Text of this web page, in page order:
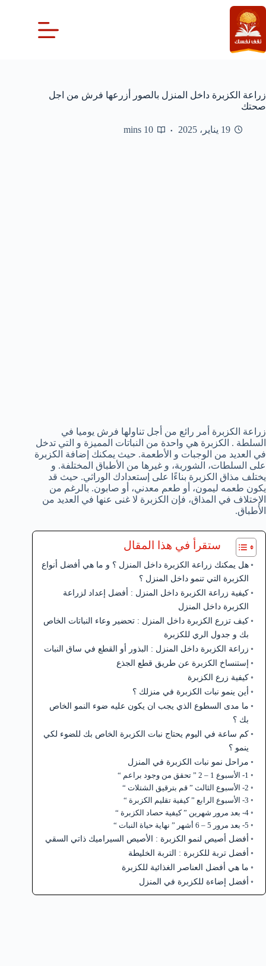
التجاوز
إلى
المحتوى
زراعة الكزبرة داخل المنزل بالصور أزرعها فرش من اجل
صحتك
19 يناير، 2025 10 mins
زراعة الكزبرة أمر رائع من أجل تناولها فرش يوميا في
السلطة . الكزبرة هي واحدة من النباتات المميزة و التي تدخل
في العديد من الوجبات و الأطعمة. حيث يمكنك إضافة الكزبرة
على السلطات، الشوربة، و غيرها من الأطباق المختلفة. و
يختلف مذاق الكزبرة بناءًا على إستعدادك الوراثي. حيث قد
يكون طعمه ليمون، أو طعم معدني، أو صابون. بالرغم من
الإختلاف في المذاق، فإن الكزبرة لا غنى عنها في العديد من
الأطباق.
ستقرأ في هذا المقال
هل يمكنك زراعة الكزبرة داخل المنزل ؟ و ما هي أفضل أنواع
الكزبرة التي تنمو داخل المنزل ؟
كيفية زراعة الكزبرة داخل المنزل : أفضل إعداد لزراعة
الكزبرة داخل المنزل
كيف تزرع الكزبرة داخل المنزل : تحضير وعاء النباتات الخاص
بك و جدول الري للكزبرة
زراعة الكزبرة داخل المنزل : البذور أو القطع في ساق النبات
إستنساخ الكزبرة عن طريق قطع الجذع
كيفية زرع الكزبرة
أين ينمو نبات الكزبرة في منزلك ؟
ما مدى السطوع الذي يجب ان يكون عليه ضوء النمو الخاص
بك ؟
كم ساعة في اليوم يحتاج نبات الكزبرة الخاص بك للضوء لكي
ينمو ؟
مراحل نمو نبات الكزبرة في المنزل
1- الأسبوع 1 – 2 ” تحقق من وجود براعم “
2- الأسبوع الثالث ” قم بترقيق الشتلات “
3- الأسبوع الرابع ” كيفية تقليم الكزبرة “
4- بعد مرور شهرين ” كيفية حصاد الكزبرة “
5- بعد مرور 5 – 6 أشهر ” نهاية حياة النبات “
أفضل أصيص لنمو الكزبرة : الأصيص السيراميك ذاتي السقي
أفضل تربة للكزبرة : التربة الخليطة
ما هي أفضل العناصر الغذائية للكزبرة
أفضل إضاءة للكزبرة في المنزل